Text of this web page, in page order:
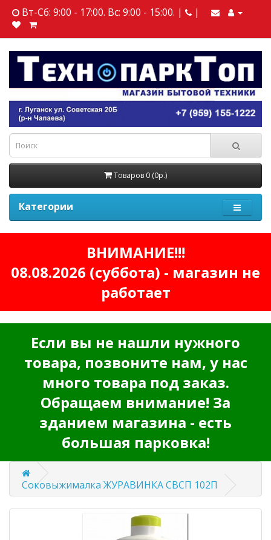
Вт-Сб: 9:00 - 17:00. Вс: 9:00 - 15:00. | |
Товаров 0 (0р.)
Категории
ВНИМАНИЕ!!!
08.08.2026 (суббота) - магазин не
работает
Если вы не нашли нужного
товара, позвоните нам, у нас
много товара под заказ.
Обращаем внимание! За
зданием магазина - есть
большая парковка!
Соковыжималка ЖУРАВИНКА СВСП 102П